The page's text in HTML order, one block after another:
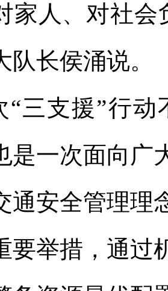
家人、对社
队长侯涌说。
“三支援”行
是一次面向广
通安全管理理
要举措，通过